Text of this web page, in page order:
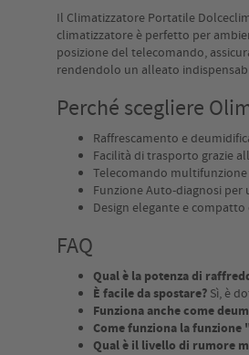
Il Climatizzatore Portatile
climatizzatore è perfetto per
posizione del telecomando,
rendendolo un alleato
Perché scegliere
Raffrescamento e
Facilità di trasporto grazie
Telecomando
Funzione Auto-diagnosi
Design elegante e
FAQ
Qual è la potenza di
È facile da spostare? Sì, è
Funziona anche come
Come funziona la funzione
Qual è il livello di rumore